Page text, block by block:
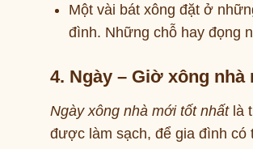
Một vài bát xông đặt ở
đình. Những chỗ hay đọng
4. Ngày – Giờ xông
Ngày xông nhà mới tốt nhấtlà
được làm sạch, để gia đình có